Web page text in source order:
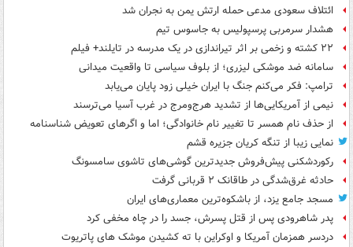
ائتلاف سعودی مدعی حمله ارتش یمن به نجران شد
هشدار سرمربی پرسپولیس به جاسوس تیم
۲۲ کشته و زخمی بر اثر تیراندازی در یک مدرسه در تایلند+ فیلم
سامانه ضد موشکی لیزری؛ از بلوف سیاسی تا واقعیت میدانی
ترامپ: فکر می‌کنم جنگ با ایران خیلی زود پایان می‌یابد
نیمی از آمریکایی‌ها از تشدید هرج‌ومرج در غرب آسیا می‌ترسند
از حذف نام همسر تا تغییر نام خانوادگی؛ اما و اگرهای تعویض شناسنامه
نمایی زیبا از تنگه کریان جزیره قشم
رکوردشکنی پیش‌فروش جدیدترین گوشی‌های تاشوی سامسونگ
حادثه غرق‌شدگی در طاقانک ۲ قربانی گرفت
مسجد جامع یزد، از باشکوه‌ترین معماری‌های ایران
پدر شاهرودی پس از قتل پسرش، جسد را در چاه مخفی کرد
دردسر همزمان آمریکا و اوکراین با ته کشیدن موشک های پاتریوت